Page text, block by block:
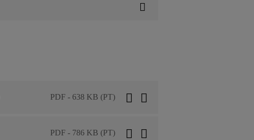
PDF - 638 KB (PT)
PDF - 786 KB (PT)